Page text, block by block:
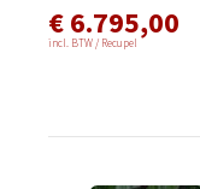
€ 6.795,00
incl. BTW / Recupel